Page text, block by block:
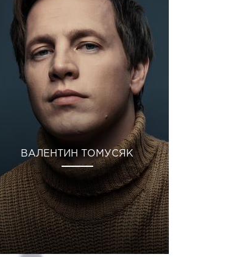
ВАЛЕНТИН ТОМУСЯК